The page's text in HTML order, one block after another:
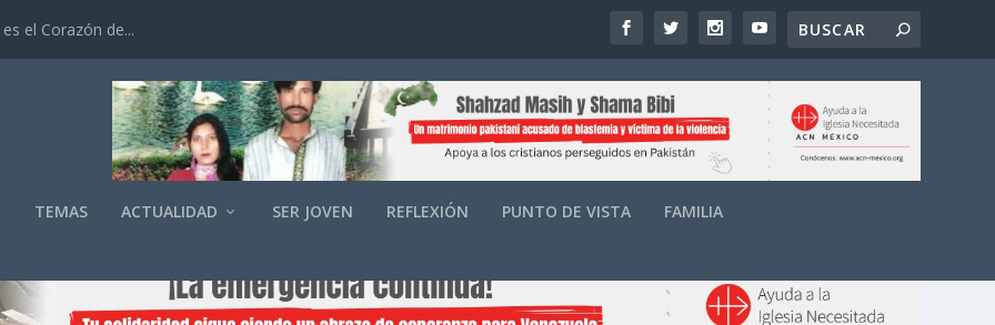
el Corazón de...
TEMAS ACTUALIDAD SER JOVEN REFLEXIÓN PUNTO DE VISTA FAMILIA